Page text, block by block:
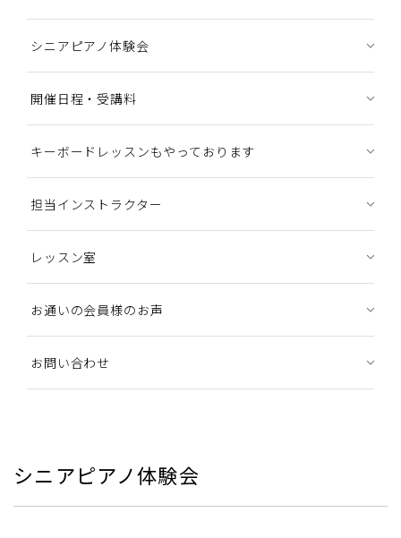
シニアピアノ体験会
開催日程・受講料
キーボードレッスンもやっております
担当インストラクター
レッスン室
お通いの会員様のお声
お問い合わせ
シニアピアノ体験会